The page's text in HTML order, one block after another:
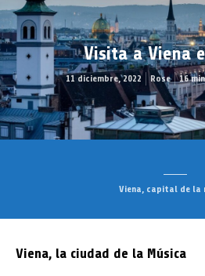
Viena, capital de la
Visita a Viena
11 diciembre, 2022 Rose 16
Viena, la ciudad de la Música